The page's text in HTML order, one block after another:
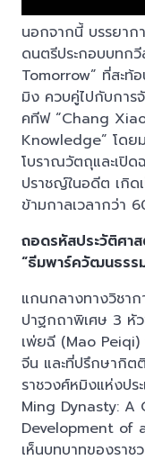
นอกจากนี้ บรรยาก
ดนตรีประกอบบทก
Tomorrow” ที่สะ
มิง ควบคู่ไปกับการ
คทีฟ “Chang
Knowledge” โดย
โบราณวัตถุและเปิด
ปราชญ์ในอดีต เกิ
ข้ามกาลเวลากว่า
ถอดรหัสประวัติศา
“ธีมพาร์ควัฒนธรร
แกนกลางทางวิชา
ปาฐกถาพิเศษ 3 หั
เพ่ยฉี (Mao Peiqi)
จีน และที่ปรึกษากิต
ราชวงศ์หมิงแห่งปร
Ming Dynasty:
Development of
เห็นบทบาทของราช